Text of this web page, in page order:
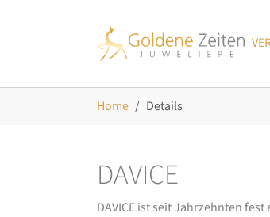
Home Details
DAVICE
DAVICE ist seit Jahrzehnten